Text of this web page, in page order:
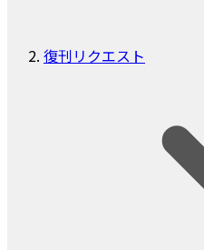
復刊リクエスト